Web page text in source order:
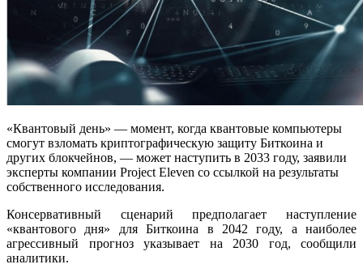
«Квантовый день» — момент, когда квантовые компьютеры
смогут взломать криптографическую защиту Биткоина и
других блокчейнов, — может наступить в 2033 году, заявили
эксперты компании Project Eleven со ссылкой на результаты
собственного исследования.
Консервативный сценарий предполагает наступление
«квантового дня» для Биткоина в 2042 году, а наиболее
агрессивный прогноз указывает на 2030 год, сообщили
аналитики.